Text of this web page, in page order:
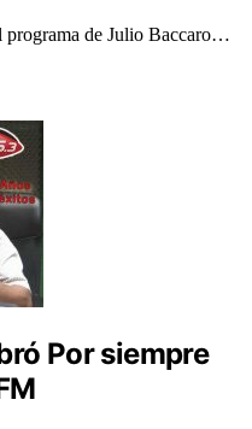
programa de Julio Baccaro…
Por siempre